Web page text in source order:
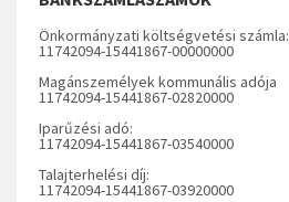
Önkormányzati költségvetési számla:
11742094-15441867-00000000
Magánszemélyek kommunális adója
11742094-15441867-02820000
Iparűzési adó:
11742094-15441867-03540000
Talajterhelési díj:
11742094-15441867-03920000